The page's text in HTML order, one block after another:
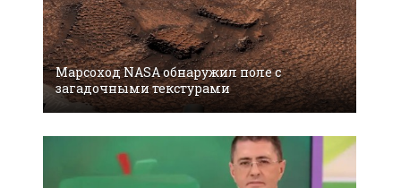
Марсоход NASA обнаружил поле с
загадочными текстурами